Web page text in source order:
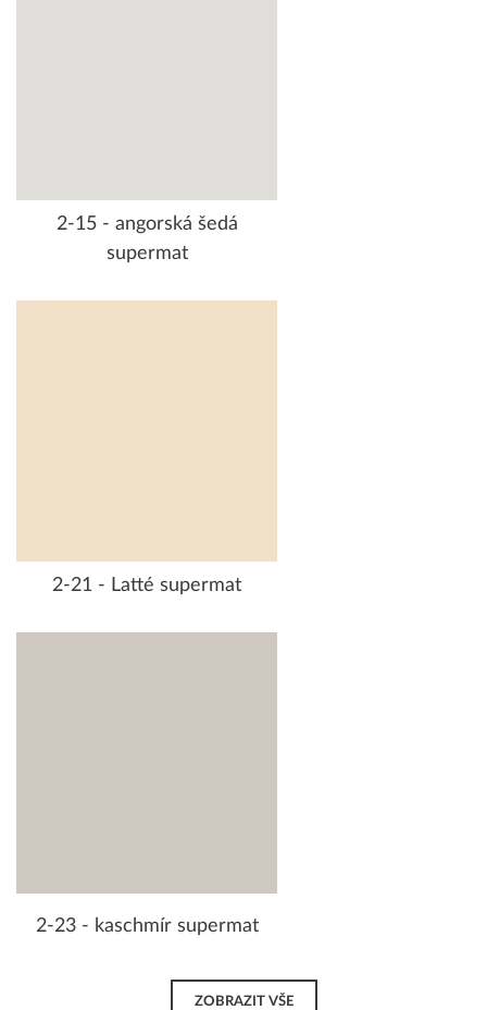
2-15 - angorská šedá
supermat
2-21 - Latté supermat
2-23 - kaschmír supermat
ZOBRAZIT VŠE